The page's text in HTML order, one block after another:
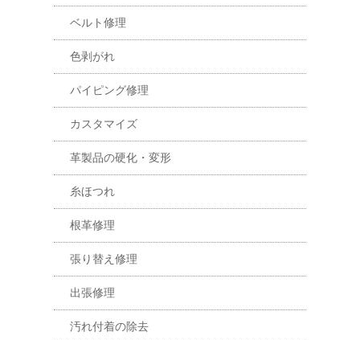
ベルト修理
色剥がれ
パイピング修理
カスタマイズ
革製品の硬化・変形
糸ほつれ
根革修理
張り替え修理
出張修理
汚れ付着の除去